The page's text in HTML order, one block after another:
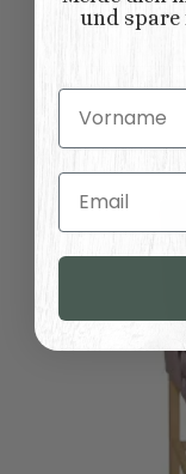
und spare
Vorname
Email